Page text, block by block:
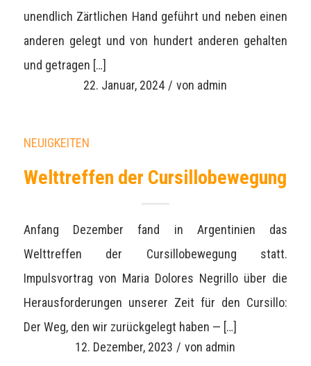
unendlich Zärtlichen Hand geführt und neben einen
anderen gelegt und von hundert anderen gehalten
und getragen […]
22. Januar, 2024 / von admin
NEUIGKEITEN
Welttreffen der Cursillobewegung
Anfang Dezember fand in Argentinien das
Welttreffen der Cursillobewegung statt.
Impulsvortrag von Maria Dolores Negrillo über die
Herausforderungen unserer Zeit für den Cursillo:
Der Weg, den wir zurückgelegt haben — […]
12. Dezember, 2023 / von admin